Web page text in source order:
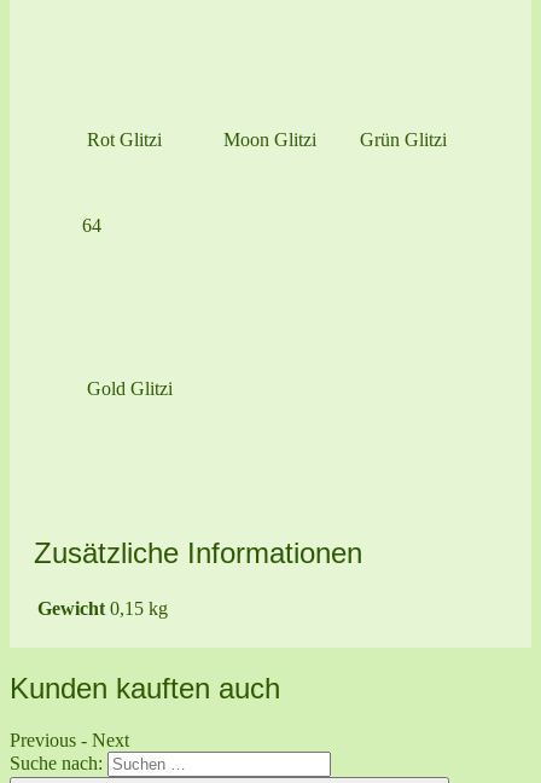
Rot Glitzi Moon Glitzi Grün Glitzi
64
Gold Glitzi
Zusätzliche Informationen
Gewicht 0,15 kg
Kunden kauften auch
Previous - Next
Suche nach: